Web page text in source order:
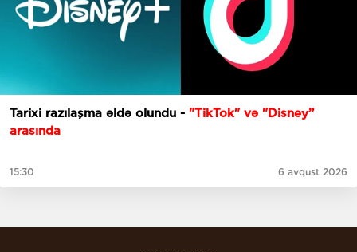
Tarixi razılaşma əldə olundu - "TikTok" və "Disney”
arasında
15:30 6 avqust 2026